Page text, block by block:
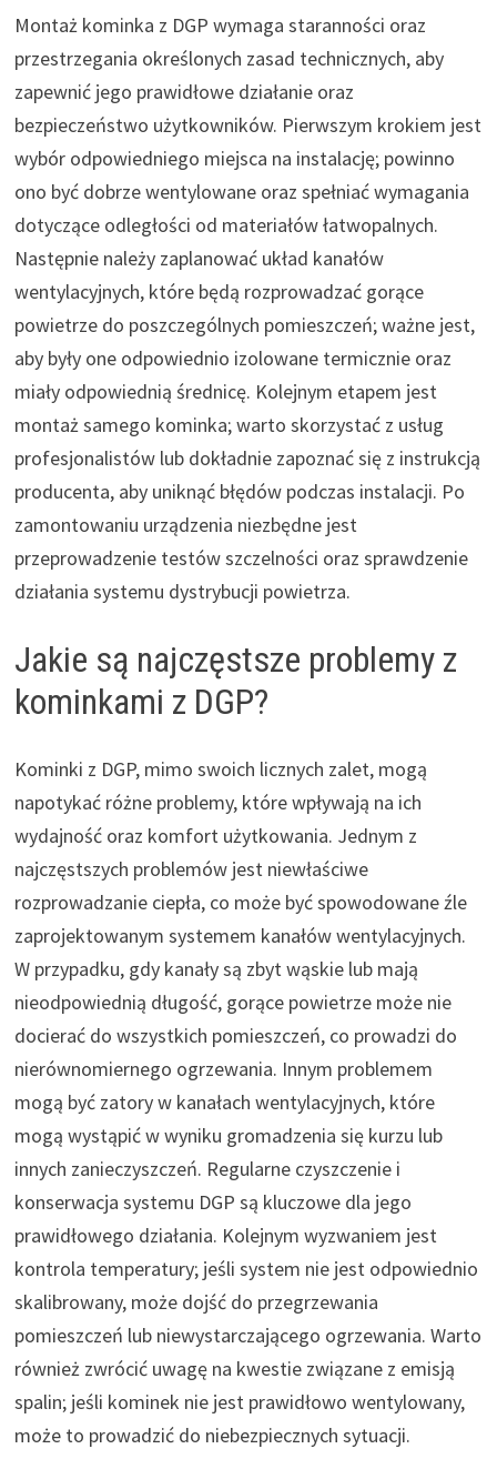
Montaż kominka z DGP wymaga staranności oraz
przestrzegania określonych zasad technicznych, aby
zapewnić jego prawidłowe działanie oraz
bezpieczeństwo użytkowników. Pierwszym krokiem jest
wybór odpowiedniego miejsca na instalację; powinno
ono być dobrze wentylowane oraz spełniać wymagania
dotyczące odległości od materiałów łatwopalnych.
Następnie należy zaplanować układ kanałów
wentylacyjnych, które będą rozprowadzać gorące
powietrze do poszczególnych pomieszczeń; ważne jest,
aby były one odpowiednio izolowane termicznie oraz
miały odpowiednią średnicę. Kolejnym etapem jest
montaż samego kominka; warto skorzystać z usług
profesjonalistów lub dokładnie zapoznać się z instrukcją
producenta, aby uniknąć błędów podczas instalacji. Po
zamontowaniu urządzenia niezbędne jest
przeprowadzenie testów szczelności oraz sprawdzenie
działania systemu dystrybucji powietrza.
Jakie są najczęstsze problemy z
kominkami z DGP?
Kominki z DGP, mimo swoich licznych zalet, mogą
napotykać różne problemy, które wpływają na ich
wydajność oraz komfort użytkowania. Jednym z
najczęstszych problemów jest niewłaściwe
rozprowadzanie ciepła, co może być spowodowane źle
zaprojektowanym systemem kanałów wentylacyjnych.
W przypadku, gdy kanały są zbyt wąskie lub mają
nieodpowiednią długość, gorące powietrze może nie
docierać do wszystkich pomieszczeń, co prowadzi do
nierównomiernego ogrzewania. Innym problemem
mogą być zatory w kanałach wentylacyjnych, które
mogą wystąpić w wyniku gromadzenia się kurzu lub
innych zanieczyszczeń. Regularne czyszczenie i
konserwacja systemu DGP są kluczowe dla jego
prawidłowego działania. Kolejnym wyzwaniem jest
kontrola temperatury; jeśli system nie jest odpowiednio
skalibrowany, może dojść do przegrzewania
pomieszczeń lub niewystarczającego ogrzewania. Warto
również zwrócić uwagę na kwestie związane z emisją
spalin; jeśli kominek nie jest prawidłowo wentylowany,
może to prowadzić do niebezpiecznych sytuacji.